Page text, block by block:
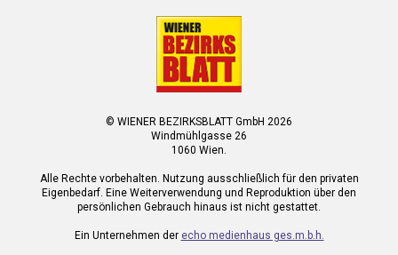
© WIENER BEZIRKSBLATT GmbH 2026
Windmühlgasse 26
1060 Wien.
Alle Rechte vorbehalten. Nutzung ausschließlich für den privaten
Eigenbedarf. Eine Weiterverwendung und Reproduktion über den
persönlichen Gebrauch hinaus ist nicht gestattet.
Ein Unternehmen der echo medienhaus ges.m.b.h.